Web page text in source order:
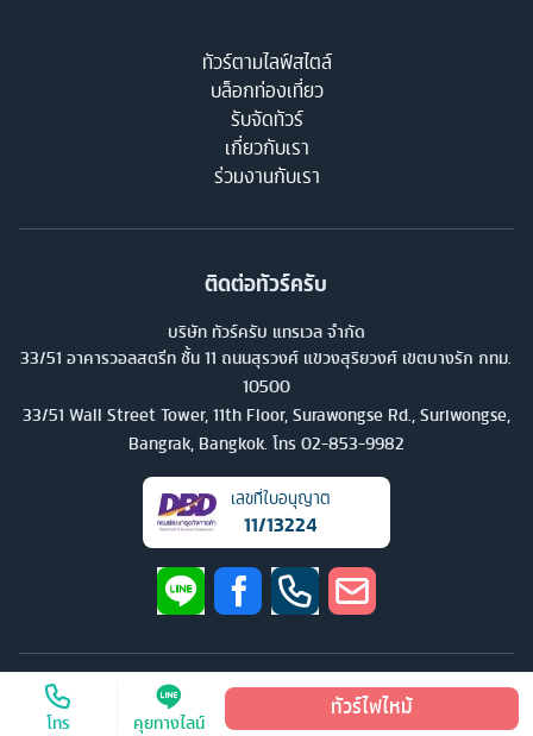
ทัวร์ไฟไหม้
โทร คุยทางไลน์
ทัวร์ตามไลฟ์สไตล์
บล็อกท่องเที่ยว
รับจัดทัวร์
เกี่ยวกับเรา
ร่วมงานกับเรา
ติดต่อทัวร์ครับ
บริษัท ทัวร์ครับ แทรเวล จำกัด
33/51 อาคารวอลสตรีท ชั้น 11 ถนนสุรวงศ์ แขวงสุริยวงศ์ เขตบางรัก กทม.
10500
33/51 Wall Street Tower, 11th Floor, Surawongse Rd., Suriwongse,
Bangrak, Bangkok. โทร 02-853-9982
เลขที่ใบอนุญาต
11/13224
บริษัท ทัวร์ครับ แทรเวล จำกัด สงวนลิขสิทธิ์